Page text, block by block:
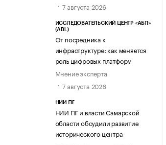
7 августа 2026
ИССЛЕДОВАТЕЛЬСКИЙ ЦЕНТР «АБП»
(ABL)
От посредника к
инфраструктуре: как меняется
роль цифровых платформ
Мнение эксперта
7 августа 2026
НИИ ПГ
НИИ ПГ и власти Самарской
области обсудили развитие
исторического центра